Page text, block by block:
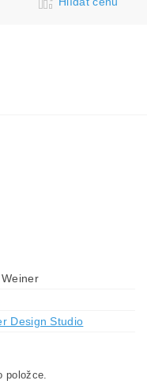
Design Studio
položce.